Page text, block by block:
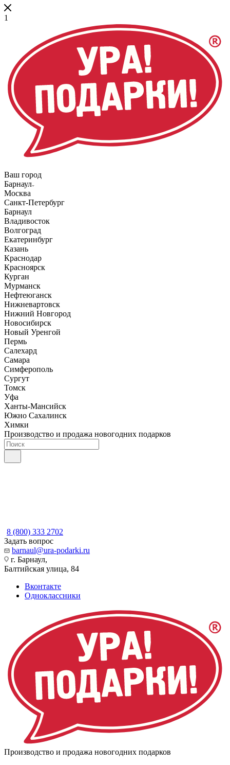
1
Ваш город
Барнаул
Москва
Санкт-Петербург
Барнаул
Владивосток
Волгоград
Екатеринбург
Казань
Краснодар
Красноярск
Курган
Мурманск
Нефтеюганск
Нижневартовск
Нижний Новгород
Новосибирск
Новый Уренгой
Пермь
Салехард
Самара
Симферополь
Сургут
Томск
Уфа
Ханты-Мансийск
Южно Сахалинск
Химки
Производство и продажа новогодних подарков
8 (800) 333 2702
Задать вопрос
barnaul@ura-podarki.ru
г. Барнаул,
Балтийская улица, 84
Вконтакте
Одноклассники
Производство и продажа новогодних подарков